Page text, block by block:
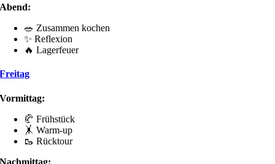
Abend:
🥗 Zusammen kochen
✨ Reflexion
🔥 Lagerfeuer
Freitag
Vormittag:
🥐 Frühstück
🤸 Warm-up
🥾 Rücktour
Nachmittag: